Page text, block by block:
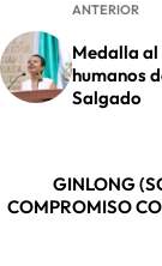
ANTERIOR
Medalla al
humanos
Salgado
GINLONG
COMPROMISO